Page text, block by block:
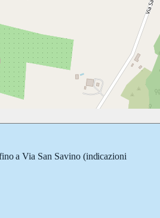
aVia San Savino(indicazioni